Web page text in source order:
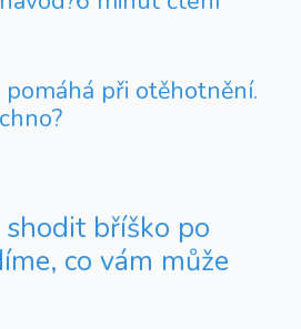
při otěhotnění.
shodit bříško po
co vám může